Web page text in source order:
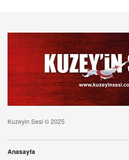
Kuzeyin Sesi © 2025
Anasayfa